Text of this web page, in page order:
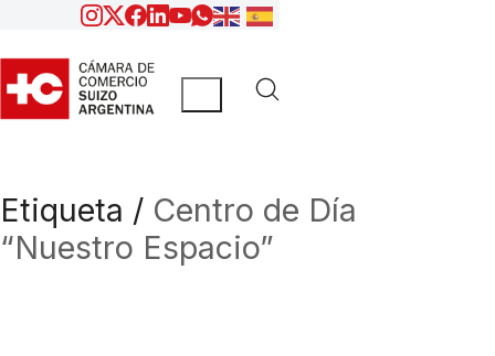
Etiqueta / Centro de Día
“Nuestro Espacio”